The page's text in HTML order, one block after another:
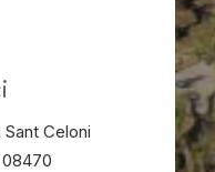
Celoni